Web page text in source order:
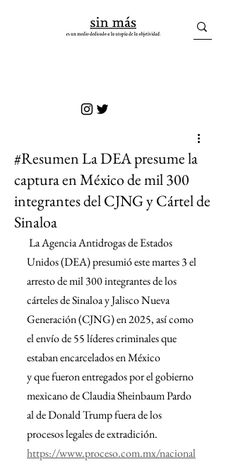
#Resumen La DEA presume la
captura en México de mil 300
integrantes del CJNG y Cártel de
Sinaloa
La Agencia Antidrogas de Estados
Unidos (DEA) presumió este martes 3 el
arresto de mil 300 integrantes de los
cárteles de Sinaloa y Jalisco Nueva
Generación (CJNG) en 2025, así como
el envío de 55 líderes criminales que
estaban encarcelados en México
y que fueron entregados por el gobierno
mexicano de Claudia Sheinbaum Pardo
al de Donald Trump fuera de los
procesos legales de extradición.
https://www.proceso.com.mx/nacional